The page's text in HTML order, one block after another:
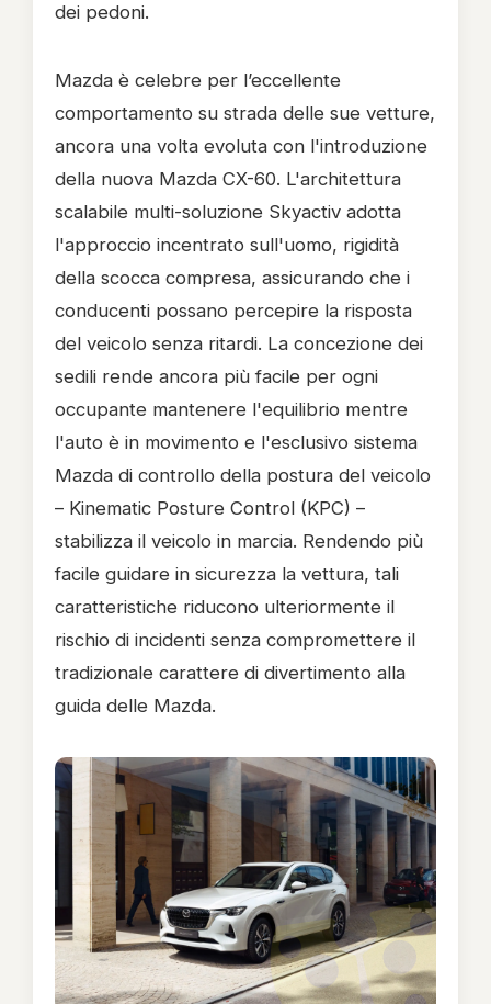
dei pedoni.
Mazda è celebre per l’eccellente
comportamento su strada delle sue vetture,
ancora una volta evoluta con l'introduzione
della nuova Mazda CX-60. L'architettura
scalabile multi-soluzione Skyactiv adotta
l'approccio incentrato sull'uomo, rigidità
della scocca compresa, assicurando che i
conducenti possano percepire la risposta
del veicolo senza ritardi. La concezione dei
sedili rende ancora più facile per ogni
occupante mantenere l'equilibrio mentre
l'auto è in movimento e l'esclusivo sistema
Mazda di controllo della postura del veicolo
– Kinematic Posture Control (KPC) –
stabilizza il veicolo in marcia. Rendendo più
facile guidare in sicurezza la vettura, tali
caratteristiche riducono ulteriormente il
rischio di incidenti senza compromettere il
tradizionale carattere di divertimento alla
guida delle Mazda.